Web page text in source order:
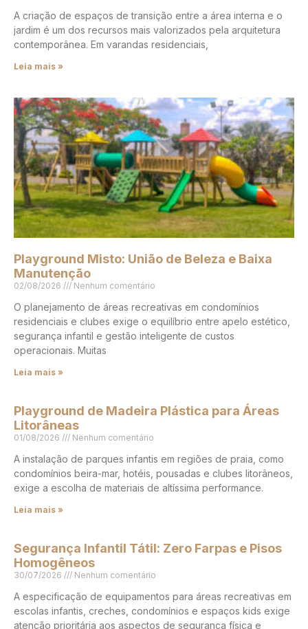
A criação de espaços de transição entre a área interna e o
jardim é um dos recursos mais valorizados pela arquitetura
contemporânea. Em varandas residenciais,
Leia mais »
Playground Misto: União de Beleza e Baixa
Manutenção
02/08/2026 Nenhum comentário
O planejamento de áreas recreativas em condomínios
residenciais e clubes exige o equilíbrio entre apelo estético,
segurança infantil e gestão inteligente de custos
operacionais. Muitas
Leia mais »
Playground de Madeira Plástica para Áreas
Litorâneas
01/08/2026 Nenhum comentário
A instalação de parques infantis em regiões de praia, como
condomínios beira-mar, hotéis, pousadas e clubes litorâneos,
exige a escolha de materiais de altíssima performance.
Leia mais »
Segurança Infantil Tátil: Zero Farpas e Pisos
Homogêneos
30/07/2026 Nenhum comentário
A especificação de equipamentos para áreas recreativas em
escolas infantis, creches, condomínios e espaços kids exige
atenção prioritária aos aspectos de segurança física e